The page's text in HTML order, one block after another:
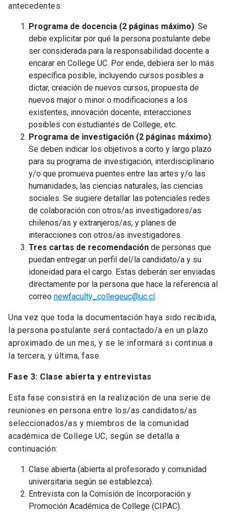
antecedentes:
Programa de docencia (2 páginas máximo): Se
debe explicitar por qué la persona postulante debe
ser considerada para la responsabilidad docente a
encarar en College UC. Por ende, debiera ser lo más
específica posible, incluyendo cursos posibles a
dictar, creación de nuevos cursos, propuesta de
nuevos major o minor o modificaciones a los
existentes, innovación docente, interacciones
posibles con estudiantes de College, etc.
Programa de investigación (2 páginas máximo):
Se deben indicar los objetivos a corto y largo plazo
para su programa de investigación, interdisciplinario
y/o que promueva puentes entre las artes y/o las
humanidades, las ciencias naturales, las ciencias
sociales. Se sugiere detallar las potenciales redes
de colaboración con otros/as investigadores/as
chilenos/as y extranjeros/as, y planes de
interacciones con otros/as investigadores.
Tres cartas de recomendación de personas que
puedan entregar un perfil del/la candidato/a y su
idoneidad para el cargo. Estas deberán ser enviadas
directamente por la persona que hace la referencia al
correo newfaculty_collegeuc@uc.cl.
Una vez que toda la documentación haya sido recibida,
la persona postulante será contactado/a en un plazo
aproximado de un mes, y se le informará si continua a
la tercera, y última, fase.
Fase 3: Clase abierta y entrevistas
Esta fase consistirá en la realización de una serie de
reuniones en persona entre los/as candidatos/as
seleccionados/as y miembros de la comunidad
académica de College UC, según se detalla a
continuación:
Clase abierta (abierta al profesorado y comunidad
universitaria según se establezca).
Entrevista con la Comisión de Incorporación y
Promoción Académica de College (CIPAC).